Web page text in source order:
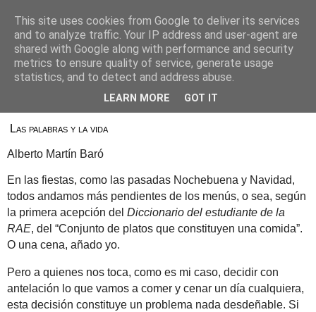
Alberto Martín Baró
28 de diciembre de 2024
Las palabras y la vida
Alberto Martín Baró
En las fiestas, como las pasadas Nochebuena y Navidad,
todos andamos más pendientes de los menús, o sea, según
la primera acepción del Diccionario del estudiante de la
RAE, del “Conjunto de platos que constituyen una comida”.
O una cena, añado yo.
Pero a quienes nos toca, como es mi caso, decidir con
antelación lo que vamos a comer y cenar un día cualquiera,
esta decisión constituye un problema nada desdeñable. Si
This site uses cookies from Google to deliver its services
and to analyze traffic. Your IP address and user-agent are
shared with Google along with performance and security
metrics to ensure quality of service, generate usage
statistics, and to detect and address abuse.
LEARN MORE GOT IT